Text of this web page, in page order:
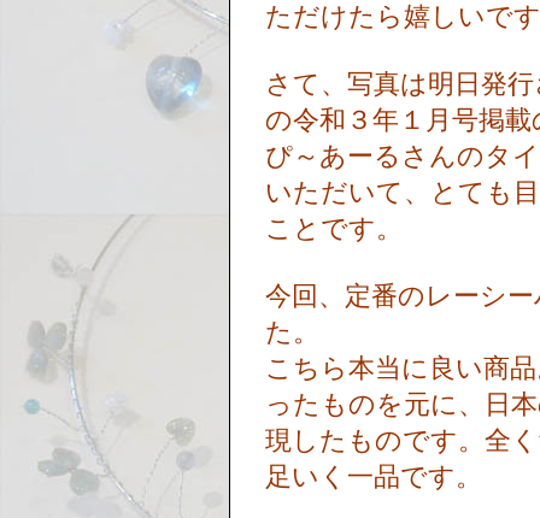
ただけたら嬉しいで
さて、写真は明日発
の令和３年１月号掲
ぴ～あーるさんのタ
いただいて、とても
ことです。
今回、定番のレーシ
た。
こちら本当に良い商
ったものを元に、日
現したものです。全
足いく一品です。